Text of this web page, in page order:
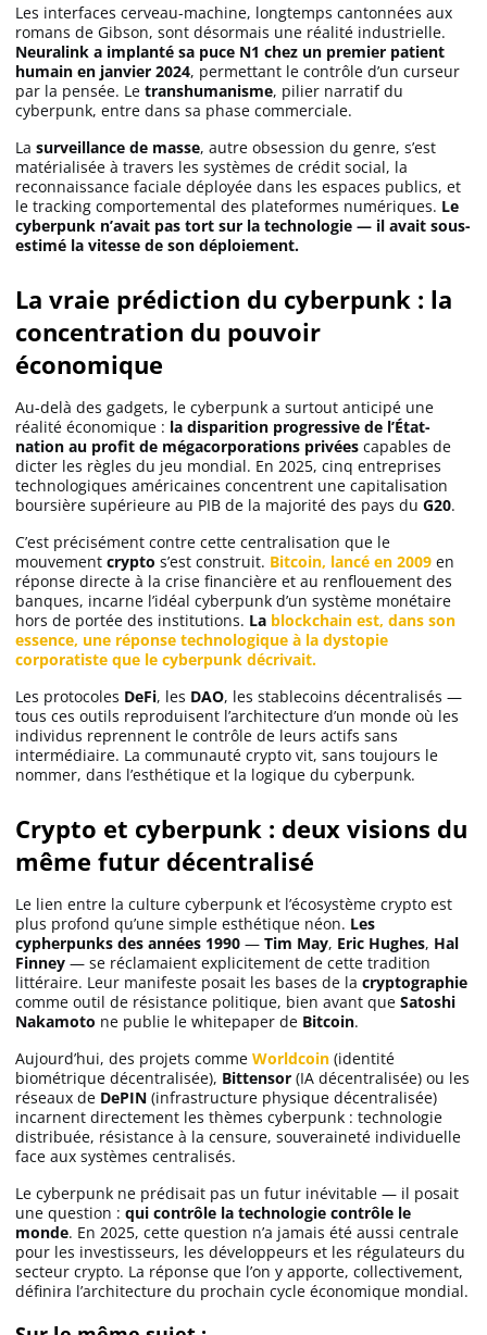
Investir
Meilleures plateformes
Meilleurs wallets
Les interfaces cerveau-machine, longtemps cantonnées aux
romans de Gibson, sont désormais une réalité industrielle.
Neuralink a implanté sa puce N1 chez un premier patient
humain en janvier 2024, permettant le contrôle d’un curseur
par la pensée. Le transhumanisme, pilier narratif du
cyberpunk, entre dans sa phase commerciale.
La surveillance de masse, autre obsession du genre, s’est
matérialisée à travers les systèmes de crédit social, la
reconnaissance faciale déployée dans les espaces publics, et
le tracking comportemental des plateformes numériques. Le
cyberpunk n’avait pas tort sur la technologie — il avait sous-
estimé la vitesse de son déploiement.
La vraie prédiction du cyberpunk : la
concentration du pouvoir
économique
Au-delà des gadgets, le cyberpunk a surtout anticipé une
réalité économique : la disparition progressive de l’État-
nation au profit de mégacorporations privées capables de
dicter les règles du jeu mondial. En 2025, cinq entreprises
technologiques américaines concentrent une capitalisation
boursière supérieure au PIB de la majorité des pays du G20.
C’est précisément contre cette centralisation que le
mouvement crypto s’est construit. Bitcoin, lancé en 2009 en
réponse directe à la crise financière et au renflouement des
banques, incarne l’idéal cyberpunk d’un système monétaire
hors de portée des institutions. La blockchain est, dans son
essence, une réponse technologique à la dystopie
corporatiste que le cyberpunk décrivait.
Les protocoles DeFi, les DAO, les stablecoins décentralisés —
tous ces outils reproduisent l’architecture d’un monde où les
individus reprennent le contrôle de leurs actifs sans
intermédiaire. La communauté crypto vit, sans toujours le
nommer, dans l’esthétique et la logique du cyberpunk.
Crypto et cyberpunk : deux visions du
même futur décentralisé
Le lien entre la culture cyberpunk et l’écosystème crypto est
plus profond qu’une simple esthétique néon. Les
cypherpunks des années 1990 — Tim May, Eric Hughes, Hal
Finney — se réclamaient explicitement de cette tradition
littéraire. Leur manifeste posait les bases de la cryptographie
comme outil de résistance politique, bien avant que Satoshi
Nakamoto ne publie le whitepaper de Bitcoin.
Aujourd’hui, des projets comme Worldcoin (identité
biométrique décentralisée), Bittensor (IA décentralisée) ou les
réseaux de DePIN (infrastructure physique décentralisée)
incarnent directement les thèmes cyberpunk : technologie
distribuée, résistance à la censure, souveraineté individuelle
face aux systèmes centralisés.
Le cyberpunk ne prédisait pas un futur inévitable — il posait
une question : qui contrôle la technologie contrôle le
monde. En 2025, cette question n’a jamais été aussi centrale
pour les investisseurs, les développeurs et les régulateurs du
secteur crypto. La réponse que l’on y apporte, collectivement,
définira l’architecture du prochain cycle économique mondial.